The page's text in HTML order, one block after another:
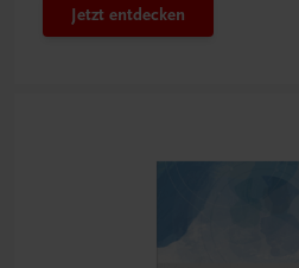
Jetzt entdecken